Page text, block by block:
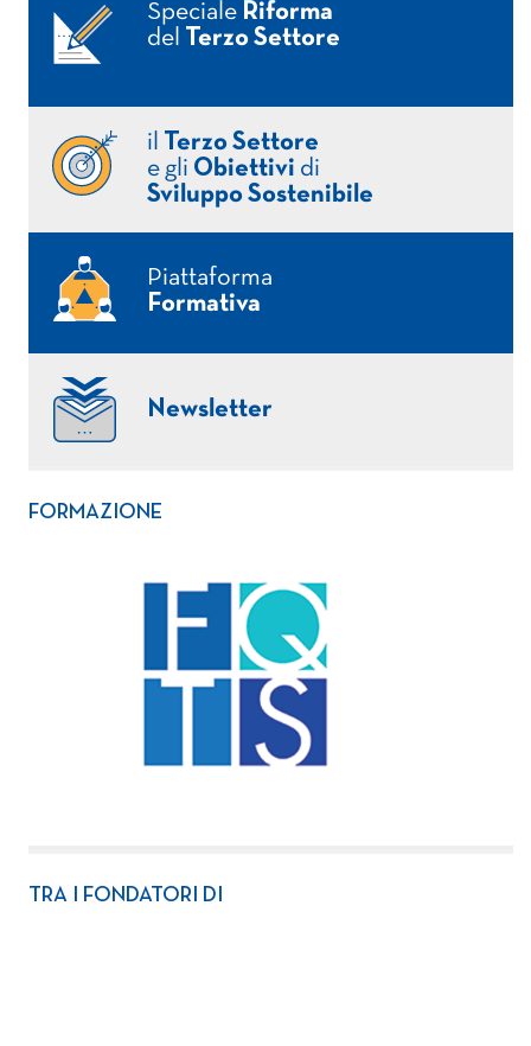
Speciale Riforma
del
Terzo Settore
il
Terzo Settore
e gli Obiettivi di
Sviluppo Sostenibile
Piattaforma
Formativa
Newsletter
FORMAZIONE
TRA I FONDATORI DI